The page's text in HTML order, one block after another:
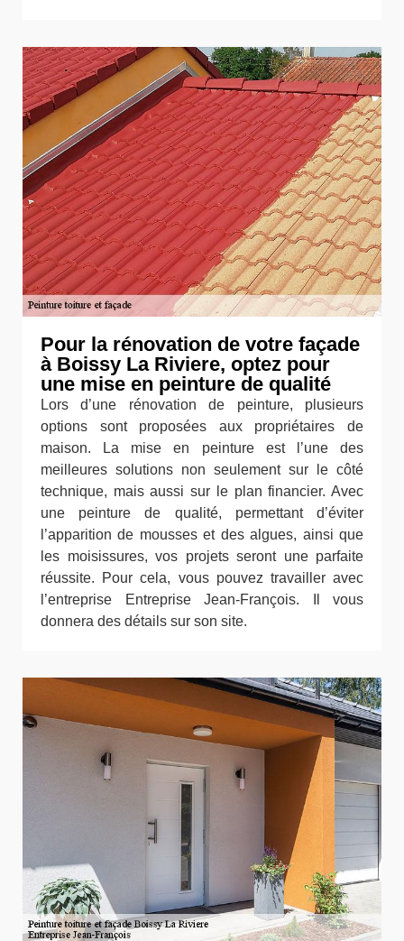
Pour la rénovation de votre façade
à Boissy La Riviere, optez pour
une mise en peinture de qualité
Lors d’une rénovation de peinture, plusieurs
options sont proposées aux propriétaires de
maison. La mise en peinture est l’une des
meilleures solutions non seulement sur le côté
technique, mais aussi sur le plan financier. Avec
une peinture de qualité, permettant d’éviter
l’apparition de mousses et des algues, ainsi que
les moisissures, vos projets seront une parfaite
réussite. Pour cela, vous pouvez travailler avec
l’entreprise Entreprise Jean-François. Il vous
donnera des détails sur son site.